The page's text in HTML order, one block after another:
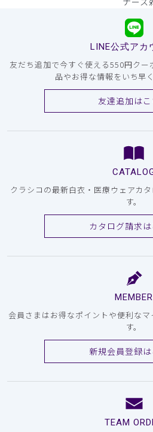
LINE公式アカ
友だち追加で今すぐ使える550円ク
品やお得な情報をいち早
友達追加はこ
クラシコの最新白衣・医療ウェアカ
す。
カタログ請求
MEMBER
会員さまはお得なポイントや便利な
す。
新規会員登録
TEAM